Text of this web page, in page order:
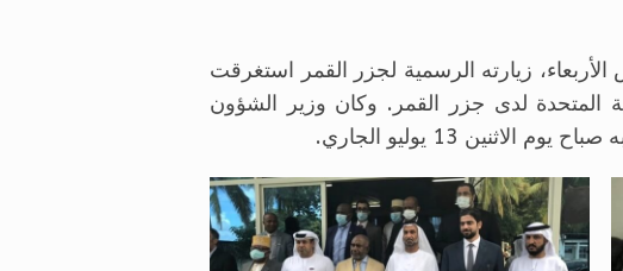
زيارته الرسمية لجزر القمر استغرقت
المتحدة لدى جزر القمر. وكان وزير الشؤون
13 يوليو الجاري.